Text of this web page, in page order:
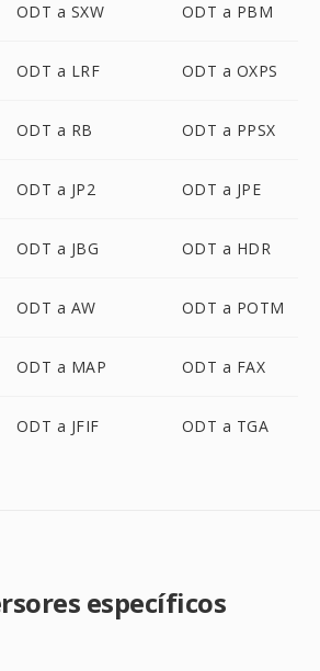
ODT a SXW ODT a PBM
ODT a LRF ODT a OXPS
ODT a RB ODT a PPSX
ODT a JP2 ODT a JPE
ODT a JBG ODT a HDR
ODT a AW ODT a POTM
ODT a MAP ODT a FAX
ODT a JFIF ODT a TGA
específicos